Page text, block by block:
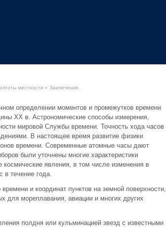
местности » Заключение.
определении моментов и промежутков времени
XX в. Астрономические способы измерения,
мировой Службы времени. Точность хода часов
В настоящее время развитие физики
времени. Современные атомные часы дают
были уточнены многие характеристики
явления, в том числе изменения в
в течение года.
и координат пунктов на земной поверхности,
для мореплавания, авиации и многих других
полдня или кульминацией звезд с известными